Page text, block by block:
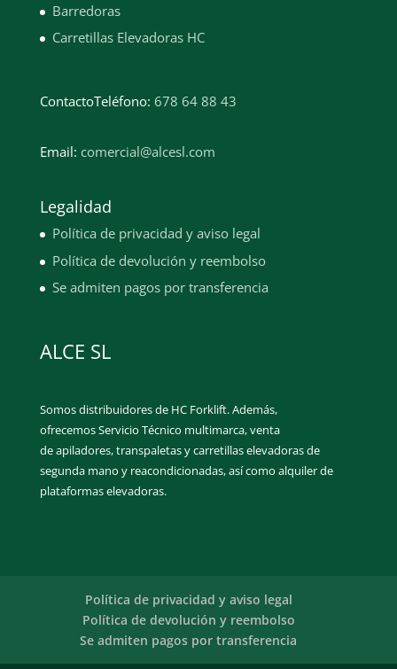
Barredoras
Carretillas Elevadoras HC
ContactoTeléfono: 678 64 88 43
Email: comercial@alcesl.com
Legalidad
Política de privacidad y aviso legal
Política de devolución y reembolso
Se admiten pagos por transferencia
ALCE SL
Somos distribuidores de HC Forklift. Además,
ofrecemos Servicio Técnico multimarca, venta
de apiladores, transpaletas y carretillas elevadoras de
segunda mano y reacondicionadas, así como alquiler de
plataformas elevadoras.
Política de privacidad y aviso legal
Política de devolución y reembolso
Se admiten pagos por transferencia